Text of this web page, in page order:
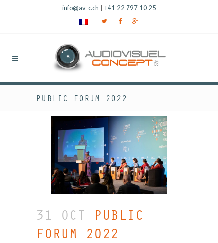
info@av-c.ch +41 22 797 10 25
PUBLIC FORUM 2022
31 OCT
PUBLIC
FORUM 2022